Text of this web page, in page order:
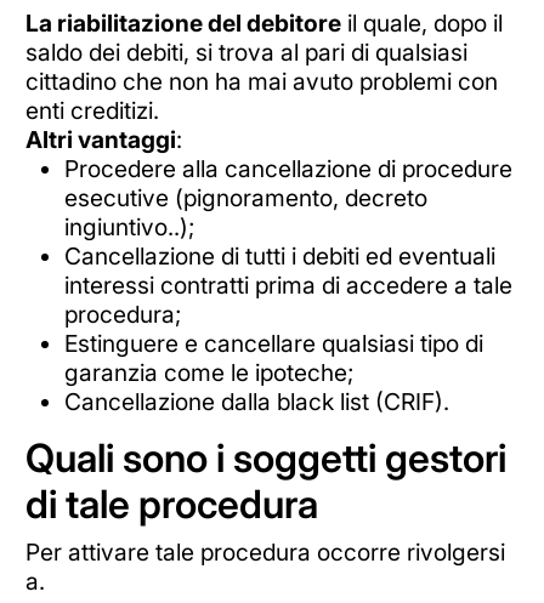
La riabilitazione del debitoreil quale, dopo il
saldo dei debiti, si trova al pari di qualsiasi
cittadino che non ha mai avuto problemi con
enti creditizi.
Altri vantaggi:
Procedere alla cancellazione di procedure
esecutive (pignoramento, decreto
ingiuntivo..);
Cancellazione di tutti i debiti ed eventuali
interessi contratti prima di accedere a tale
procedura;
Estinguere e cancellare qualsiasi tipo di
garanzia come le ipoteche;
Cancellazione dalla black list (CRIF).
Quali sono i soggetti gestori
di tale procedura
Per attivare tale procedura occorre rivolgersi
a.